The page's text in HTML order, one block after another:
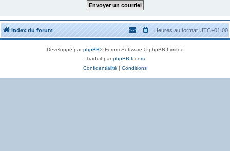
Index du forum Heures au formatUTC+01:00
Développé parphpBB® Forum Software © phpBB Limited
Traduit parphpBB-fr.com
Confidentialité | Conditions